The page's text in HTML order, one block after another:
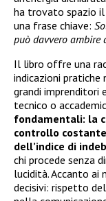
ha trovato spazio il
una frase chiave:
può davvero ambire
Il libro offre una
indicazioni
grandi imprenditori
tecnico o
fondamentali: la
controllo
dell’indice di
chi procede senza
lucidità. Accanto ai
decisivi: rispetto